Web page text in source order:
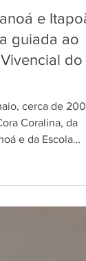
e Itapoã
guiada ao
do
cerca de 200
Coralina, da
e da Escola